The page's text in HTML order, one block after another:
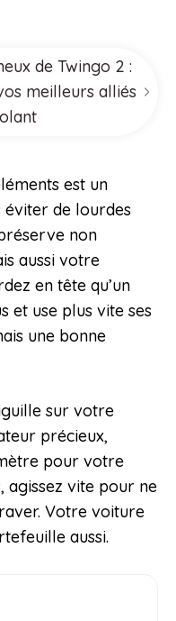
de Twingo 2 :
meilleurs alliés
est un
de lourdes
non
aussi votre
en tête qu’un
et use plus vite ses
une bonne
sur votre
précieux,
pour votre
agissez vite pour ne
Votre voiture
aussi.